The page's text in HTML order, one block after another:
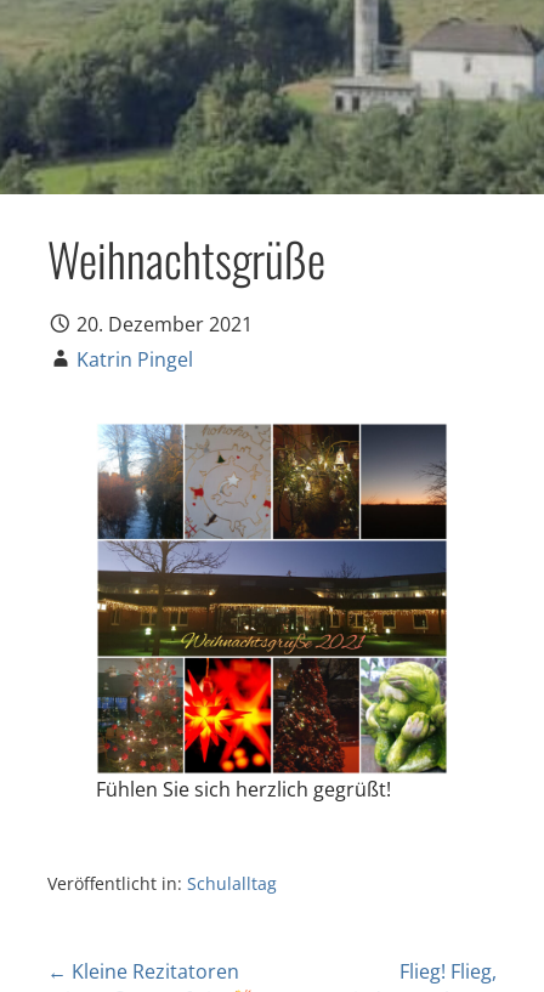
Weihnachtsgrüße
20. Dezember 2021
Katrin Pingel
Fühlen Sie sich herzlich gegrüßt!
Veröffentlicht in: Schulalltag
← Kleine Rezitatoren
Flieg! Flieg,